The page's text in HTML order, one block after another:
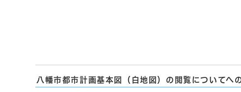
八幡市都市計画基本図（白地図）の閲覧についてへ